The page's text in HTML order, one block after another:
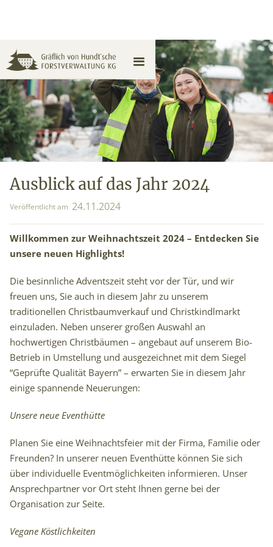
Ausblick auf das Jahr 2024
Veröffentlicht am 24.11.2024
Willkommen zur Weihnachtszeit 2024 – Entdecken Sie
unsere neuen Highlights!
Die besinnliche Adventszeit steht vor der Tür, und wir
freuen uns, Sie auch in diesem Jahr zu unserem
traditionellen Christbaumverkauf und Christkindlmarkt
einzuladen. Neben unserer großen Auswahl an
hochwertigen Christbäumen – angebaut auf unserem Bio-
Betrieb in Umstellung und ausgezeichnet mit dem Siegel
“Geprüfte Qualität Bayern” – erwarten Sie in diesem Jahr
einige spannende Neuerungen:
Unsere neue Eventhütte
Planen Sie eine Weihnachtsfeier mit der Firma, Familie oder
Freunden? In unserer neuen Eventhütte können Sie sich
über individuelle Eventmöglichkeiten informieren. Unser
Ansprechpartner vor Ort steht Ihnen gerne bei der
Organisation zur Seite.
Vegane Köstlichkeiten